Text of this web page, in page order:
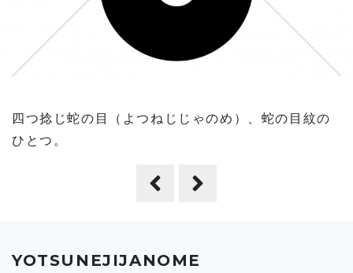
YOTSUNEJIJANOME
四つ捻じ蛇の目（よつねじじゃのめ）、蛇の目紋の
ひとつ。